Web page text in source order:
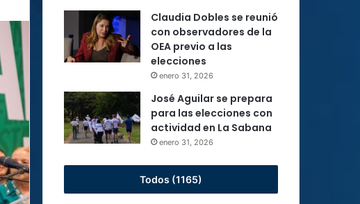
Claudia Dobles se reunió
con observadores de la
OEA previo a las
elecciones
enero 31, 2026
José Aguilar se prepara
para las elecciones con
actividad en La Sabana
enero 31, 2026
Todos (1165)